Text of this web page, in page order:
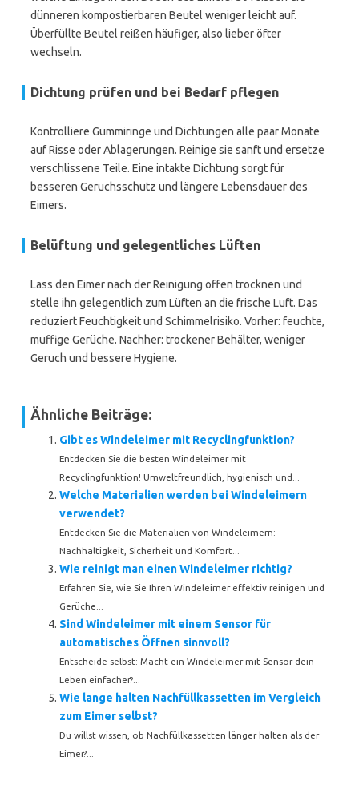
dünneren kompostierbaren Beutel weniger leicht auf.
Überfüllte Beutel reißen häufiger, also lieber öfter
wechseln.
Dichtung prüfen und bei Bedarf pflegen
Kontrolliere Gummiringe und Dichtungen alle paar Monate
auf Risse oder Ablagerungen. Reinige sie sanft und ersetze
verschlissene Teile. Eine intakte Dichtung sorgt für
besseren Geruchsschutz und längere Lebensdauer des
Eimers.
Belüftung und gelegentliches Lüften
Lass den Eimer nach der Reinigung offen trocknen und
stelle ihn gelegentlich zum Lüften an die frische Luft. Das
reduziert Feuchtigkeit und Schimmelrisiko. Vorher: feuchte,
muffige Gerüche. Nachher: trockener Behälter, weniger
Geruch und bessere Hygiene.
Ähnliche Beiträge:
Gibt es Windeleimer mit Recyclingfunktion?
Entdecken Sie die besten Windeleimer mit
Recyclingfunktion! Umweltfreundlich, hygienisch und...
Welche Materialien werden bei Windeleimern
verwendet?
Entdecken Sie die Materialien von Windeleimern:
Nachhaltigkeit, Sicherheit und Komfort...
Wie reinigt man einen Windeleimer richtig?
Erfahren Sie, wie Sie Ihren Windeleimer effektiv reinigen und
Gerüche...
Sind Windeleimer mit einem Sensor für
automatisches Öffnen sinnvoll?
Entscheide selbst: Macht ein Windeleimer mit Sensor dein
Leben einfacher?...
Wie lange halten Nachfüllkassetten im Vergleich
zum Eimer selbst?
Du willst wissen, ob Nachfüllkassetten länger halten als der
Eimer?...